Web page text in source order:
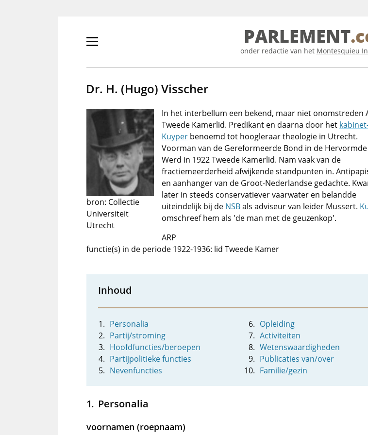
Primair
tonen/verbergen
PARLEMENT
onder redactie van het Montesquieu
Dr. H. (Hugo) Visscher
bron: Collectie
Universiteit
Utrecht
In het interbellum een bekend, maar niet onomstreden
Tweede Kamerlid. Predikant en daarna door het
Kuyper benoemd tot hoogleraar theologie in Utrecht.
Voorman van de Gereformeerde Bond in de Hervormde
Werd in 1922 Tweede Kamerlid. Nam vaak van de
fractiemeerderheid afwijkende standpunten in.
en aanhanger van de Groot-Nederlandse gedachte.
later in steeds conservatiever vaarwater en belandde
uiteindelijk bij de NSBals adviseur van leider Mussert.
omschreef hem als 'de man met de geuzenkop'.
ARP
functie(s) in de periode 1922-1936: lid Tweede Kamer
Inhoud
Personalia
Partij/stroming
Hoofdfuncties/beroepen
Partijpolitieke functies
Nevenfuncties
Opleiding
Activiteiten
Wetenswaardigheden
Publicaties van/over
Familie/gezin
Personalia
voornamen (roepnaam)